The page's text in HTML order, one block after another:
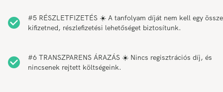
#5 RÉSZLETFIZETÉS ☀️ A tanfolyam díját nem kell egy
kifizetned, részlefizetési lehetőséget biztosítunk.
#6 TRANSZPARENS ÁRAZÁS ☀️ Nincs regisztrációs díj, és
nincsenek rejtett költségeink.